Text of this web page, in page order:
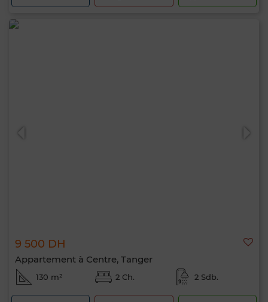
9 500 DH
Appartement à Centre, Tanger
130 m² 2 Ch. 2 Sdb.